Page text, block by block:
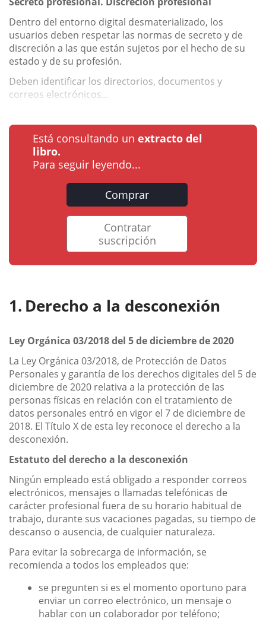
Dentro del entorno digital desmaterializado, los
usuarios deben respetar las normas de secreto y de
discreción a las que están sujetos por el hecho de su
estado y de su profesión.
Deben identificar los directorios, documentos y
correos electrónicos...
Está consultando un extracto del
libro.
Para seguir leyendo...
Comprar
Contratar
suscripción
Derecho a la desconexión
Ley Orgánica 03/2018 del 5 de diciembre de 2020
La Ley Orgánica 03/2018, de Protección de Datos
Personales y garantía de los derechos digitales del 5 de
diciembre de 2020 relativa a la protección de las
personas físicas en relación con el tratamiento de
datos personales entró en vigor el 7 de diciembre de
2018. El Título X de esta ley reconoce el derecho a la
desconexión.
Estatuto del derecho a la desconexión
Ningún empleado está obligado a responder correos
electrónicos, mensajes o llamadas telefónicas de
carácter profesional fuera de su horario habitual de
trabajo, durante sus vacaciones pagadas, su tiempo de
descanso o ausencia, de cualquier naturaleza.
Para evitar la sobrecarga de información, se
recomienda a todos los empleados que:
se pregunten si es el momento oportuno para
enviar un correo electrónico, un mensaje o
hablar con un colaborador por teléfono;